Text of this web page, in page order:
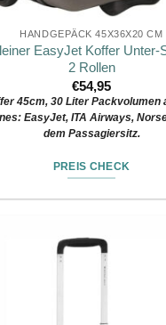
HANDGEPÄCK 45X36X20 CM
EasyJet Koffer Unter-
2 Rollen
€54,95
45cm, 30 Liter Packvolumen
EasyJet, ITA Airways,
dem Passagiersitz.
PREIS CHECK